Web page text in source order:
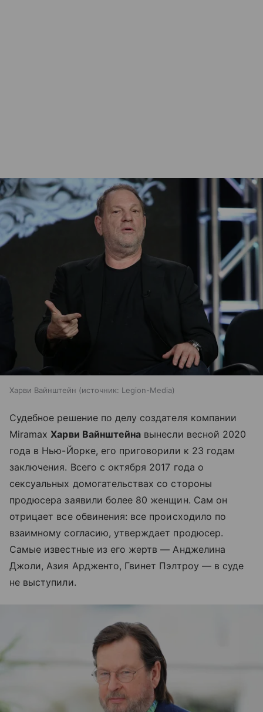
Харви Вайнштейн источник: Legion-Media
Судебное решение по делу создателя компании
MiramaxХарви Вайнштейна вынесли весной 2020
года в Нью-Йорке, его приговорили к 23 годам
заключения. Всего с октября 2017 года о
сексуальных домогательствах со стороны
продюсера заявили более 80 женщин. Сам он
отрицает все обвинения: все происходило по
взаимному согласию, утверждает продюсер.
Самые известные из его жертв — Анджелина
Джоли, Азия Ардженто, Гвинет Пэлтроу — в суде
не выступили.